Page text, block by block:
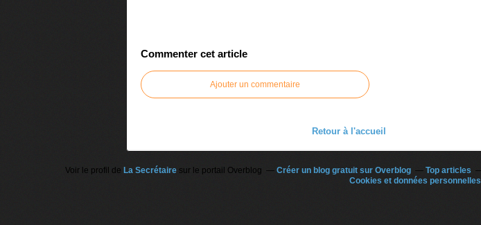
Commenter cet article
Ajouter un commentaire
Retour à l'accueil
Voir le profil de La Secrétaire sur le portail Overblog Créer un blog gratuit sur Overblog Top articles
Cookies et données personnelles